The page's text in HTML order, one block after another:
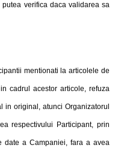
verifica daca validarea sa
mentionati la articolele de
cadrul acestor articole, refuza
original, atunci Organizatorul
respectivului Participant, prin
date a Campaniei, fara a avea